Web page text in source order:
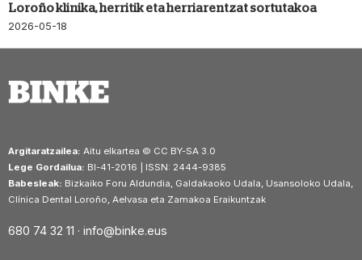
Loroño klinika, herritik eta herriarentzat sortutakoa
2026-05-18
Argitaratzailea: Aitu elkartea © CC BY-SA 3.0
Lege Gordailua: BI-41-2016 | ISSN: 2444-9385
Babesleak: Bizkaiko Foru Aldundia, Galdakaoko Udala, Usansoloko Udala,
Clínica Dental Loroño, Aelvasa eta Zamakoa Eraikuntzak
680 74 32 11 · info@binke.eus